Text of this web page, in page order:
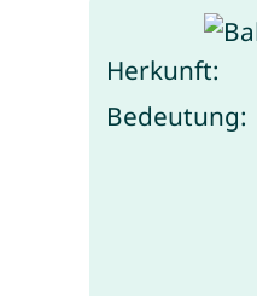
Herkunft:
Bedeutung: